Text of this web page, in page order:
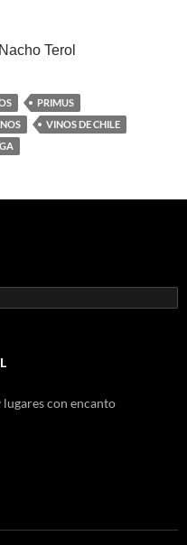
Terol
PRIMUS
VINOS DE CHILE
con encanto